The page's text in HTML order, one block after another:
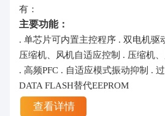
有：
主要功能：
. 单芯片可内置主控程序 . 双电机驱
压缩机、风机自适应控制 . 压缩机
. 高频PFC . 自适应模式振动抑制 .
DATA FLASH替代EEPROM
查看详情